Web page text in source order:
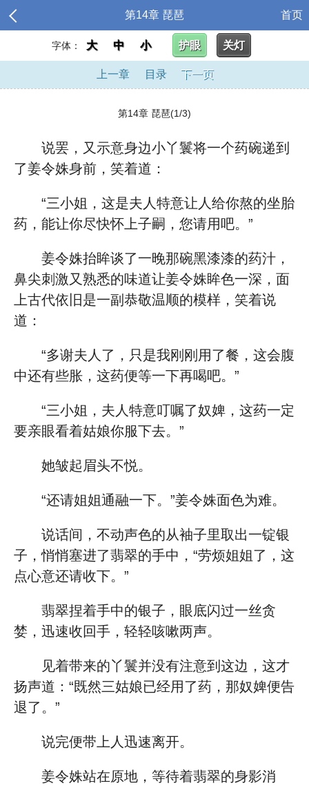
第14章 琵琶 首页
字体： 大 中 小 护眼 关灯
上一章 目录 下一页
第14章 琵琶(1/3)
说罢，又示意身边小丫鬟将一个药碗递到
了姜令姝身前，笑着道：
“三小姐，这是夫人特意让人给你熬的坐胎
药，能让你尽快怀上子嗣，您请用吧。”
姜令姝抬眸谈了一晚那碗黑漆漆的药汁，
鼻尖刺激又熟悉的味道让姜令姝眸色一深，面
上古代依旧是一副恭敬温顺的模样，笑着说
道：
“多谢夫人了，只是我刚刚用了餐，这会腹
中还有些胀，这药便等一下再喝吧。”
“三小姐，夫人特意叮嘱了奴婢，这药一定
要亲眼看着姑娘你服下去。”
她皱起眉头不悦。
“还请姐姐通融一下。”姜令姝面色为难。
说话间，不动声色的从袖子里取出一锭银
子，悄悄塞进了翡翠的手中，“劳烦姐姐了，这
点心意还请收下。”
翡翠捏着手中的银子，眼底闪过一丝贪
婪，迅速收回手，轻轻咳嗽两声。
见着带来的丫鬟并没有注意到这边，这才
扬声道：“既然三姑娘已经用了药，那奴婢便告
退了。”
说完便带上人迅速离开。
姜令姝站在原地，等待着翡翠的身影消